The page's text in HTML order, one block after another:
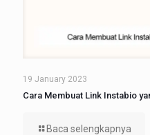
19 January 2023
Cara Membuat Link Instabio
Baca selengkapnya